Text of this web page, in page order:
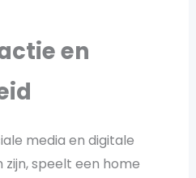
en
media en digitale
speelt een home